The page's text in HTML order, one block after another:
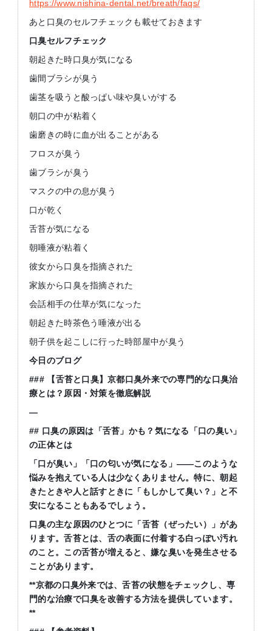
https://www.nishina-dental.net/breath/faqs/
あと口臭のセルフチェックも載せておきます
口臭セルフチェック
朝起きた時口臭が気になる
歯間ブラシが臭う
歯茎を吸うと酸っぱい味や臭いがする
朝口の中が粘着く
歯磨きの時に血が出ることがある
フロスが臭う
歯ブラシが臭う
マスクの中の息が臭う
口が乾く
舌苔が気になる
朝唾液が粘着く
彼女から口臭を指摘された
家族から口臭を指摘された
会話相手の仕草が気になった
朝起きた時茶色う唾液が出る
朝子供を起こしに行った時部屋中が臭う
今日のブログ
###
【舌苔と口臭】京都口臭外来での専門的な口臭治
療とは？原因・対策を徹底解説
—
## 口臭の原因は「舌苔」かも？気になる「口の臭い」
の正体とは
「口が臭い」「口の匂いが気になる」 ——このような
悩みを抱えている人は少なくありません。特に、朝起
きたときや人と話すときに「もしかして臭い？」と不
安になることもあるでしょう。
口臭の主な原因のひとつに「舌苔（ぜったい）」があ
ります。舌苔とは、舌の表面に付着する白っぽい汚れ
のこと。この舌苔が増えると、嫌な臭いを発生させる
ことがあります。
**京都の口臭外来では、舌苔の状態をチェックし、専
門的な治療で口臭を改善する方法を提供しています。
**